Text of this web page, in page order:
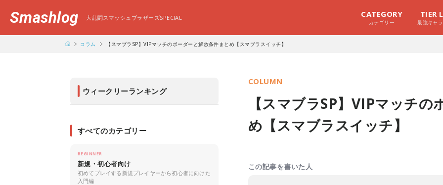
Smashlog 大乱闘スマッシュブラザーズSPECIAL CATEGORY
カテゴリー
TIER
最強キャ
コラム 【スマブラSP】VIPマッチのボーダーと解放条件まとめ【スマブラスイッチ】
COLUMN
【スマブラSP】VIPマッチ
め【スマブラスイッチ】
この記事を書いた人
ウィークリーランキング
すべてのカテゴリー
BEGINNER
新規・初心者向け
初めてプレイする新規プレイヤーから初心者に向けた
入門編